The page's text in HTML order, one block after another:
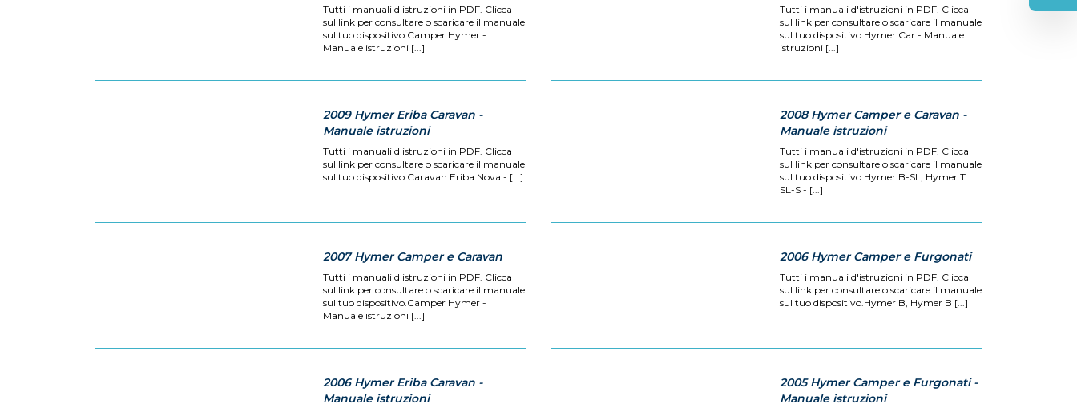
Tutti i manuali d'istruzioni in PDF. Clicca
sul link per consultare o scaricare il manuale
sul tuo dispositivo.Camper Hymer -
Manuale istruzioni [...]
Tutti i manuali d'istruzioni in PDF. Clicca
sul link per consultare o scaricare il manuale
sul tuo dispositivo.Hymer Car - Manuale
istruzioni [...]
2009 Hymer Eriba Caravan -
Manuale istruzioni
Tutti i manuali d'istruzioni in PDF. Clicca
sul link per consultare o scaricare il manuale
sul tuo dispositivo.Caravan Eriba Nova - [...]
2008 Hymer Camper e Caravan -
Manuale istruzioni
Tutti i manuali d'istruzioni in PDF. Clicca
sul link per consultare o scaricare il manuale
sul tuo dispositivo.Hymer B-SL, Hymer T
SL-S - [...]
2007 Hymer Camper e Caravan
Tutti i manuali d'istruzioni in PDF. Clicca
sul link per consultare o scaricare il manuale
sul tuo dispositivo.Camper Hymer -
Manuale istruzioni [...]
2006 Hymer Camper e Furgonati
Tutti i manuali d'istruzioni in PDF. Clicca
sul link per consultare o scaricare il manuale
sul tuo dispositivo.Hymer B, Hymer B [...]
2006 Hymer Eriba Caravan -
Manuale istruzioni
2005 Hymer Camper e Furgonati -
Manuale istruzioni